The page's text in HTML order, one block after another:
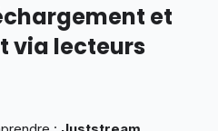
et
via lecteurs